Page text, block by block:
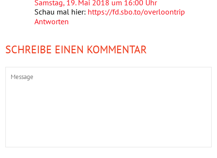
Samstag, 19. Mai 2018 um 16:00 Uhr
Schau mal hier: https://fd.sbo.to/overloontrip
Antworten
SCHREIBE EINEN KOMMENTAR